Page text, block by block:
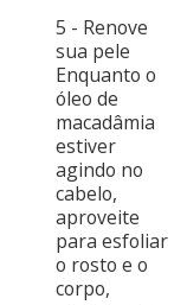
5 - Renove
sua pele
Enquanto o
óleo de
macadâmia
estiver
agindo no
cabelo,
aproveite
para esfoliar
o rosto e o
corpo,